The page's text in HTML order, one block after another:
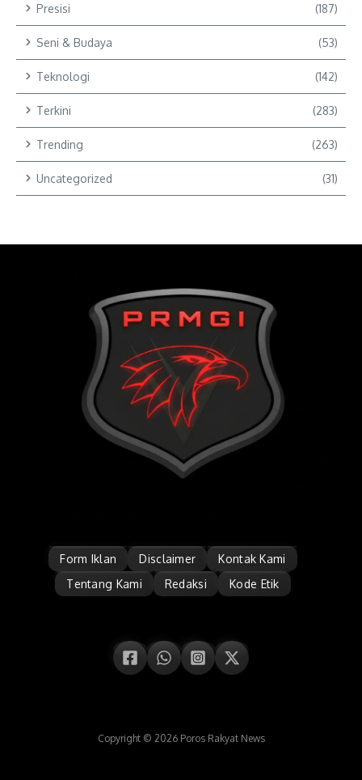
Presisi (187)
Seni & Budaya (53)
Teknologi (142)
Terkini (283)
Trending (263)
Uncategorized (31)
Form Iklan Disclaimer
Kontak Kami
Tentang Kami
Redaksi Kode Etik
Copyright © 2026 Poros Rakyat News